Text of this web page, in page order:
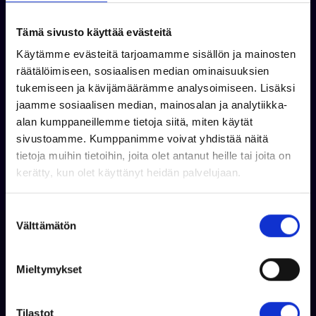
Tämä sivusto käyttää evästeitä
Käytämme evästeitä tarjoamamme sisällön ja mainosten
räätälöimiseen, sosiaalisen median ominaisuuksien
tukemiseen ja kävijämäärämme analysoimiseen. Lisäksi
jaamme sosiaalisen median, mainosalan ja analytiikka-
alan kumppaneillemme tietoja siitä, miten käytät
sivustoamme. Kumppanimme voivat yhdistää näitä
tietoja muihin tietoihin, joita olet antanut heille tai joita on
kerätty, kun olet käyttänyt heidän palvelujaan.
Välttämätön
Mieltymykset
Tilastot
Joona Mäkelä
+358 50 3398 546
WhatsApp
joona.makela@venekauppa.com